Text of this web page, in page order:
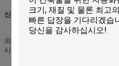
신청:
의 도박, 정부, 주차 체계, 수송 AFC
시오